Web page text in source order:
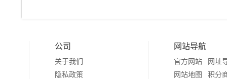
公司
关于我们
隐私政策
网站导航
官方网站
网址
网站地图
积分